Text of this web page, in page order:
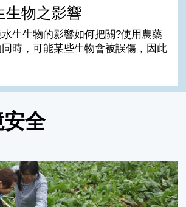
生物之影響
生生物的影響如何把關?使用農藥
時，可能某些生物會被誤傷，因此
全
命